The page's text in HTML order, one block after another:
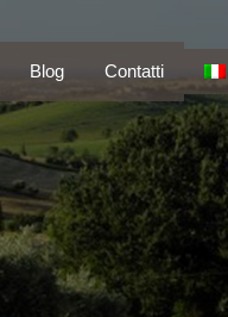
Contatti
Blog Contatti